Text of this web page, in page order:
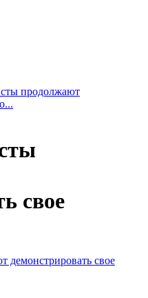
продолжают
свое